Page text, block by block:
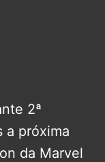
2ª
a próxima
da Marvel